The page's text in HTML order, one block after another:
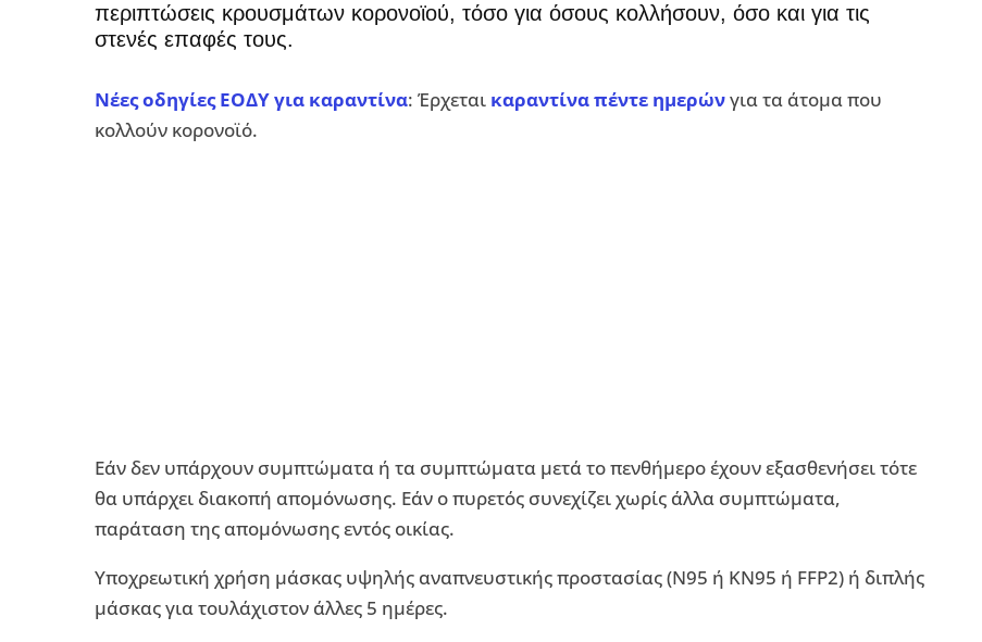
περιπτώσεις κρουσμάτων κορονοϊού, τόσο για όσους κολλήσουν, όσο και για τις
στενές επαφές τους.
Νέες οδηγίες ΕΟΔΥ για καραντίνα: Έρχεται καραντίνα πέντε ημερώνγια τα άτομα που
κολλούν κορονοϊό.
Εάν δεν υπάρχουν συμπτώματα ή τα συμπτώματα μετά το πενθήμερο έχουν εξασθενήσει τότε
θα υπάρχει διακοπή απομόνωσης. Εάν ο πυρετός συνεχίζει χωρίς άλλα συμπτώματα,
παράταση της απομόνωσης εντός οικίας.
Υποχρεωτική χρήση μάσκας υψηλής αναπνευστικής προστασίας (Ν95 ή ΚΝ95 ή FFP2) ή διπλής
μάσκας για τουλάχιστον άλλες 5 ημέρες.